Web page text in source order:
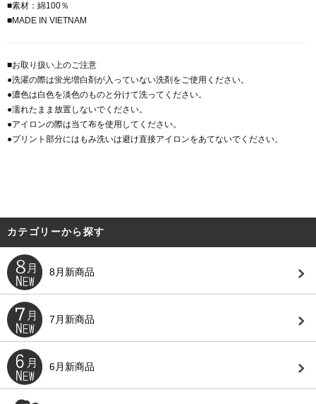
■素材：綿100％
■MADE IN VIETNAM
■お取り扱い上のご注意
●洗濯の際は蛍光増白剤が入っていない洗剤をご使用ください。
●濃色は白色を淡色のものと分けて洗ってください。
●濡れたまま放置しないでください。
●アイロンの際は当て布を使用してください。
●プリント部分にはもみ洗いは避け直接アイロンをあてないでください。
カテゴリーから探す
8月新商品
7月新商品
6月新商品